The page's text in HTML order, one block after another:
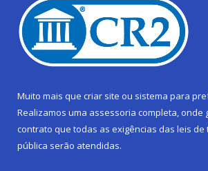
Muito mais que criar site ou sistema para
Realizamos uma assessoria completa, onde
contrato que todas as exigências das leis de
pública serão atendidas.